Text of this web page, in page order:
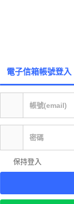
電子信箱帳號登入
保持登入